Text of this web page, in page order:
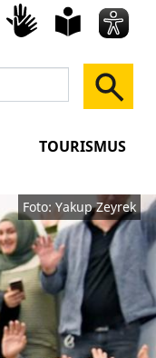
TOURISMUS
Foto: Yakup Zeyrek